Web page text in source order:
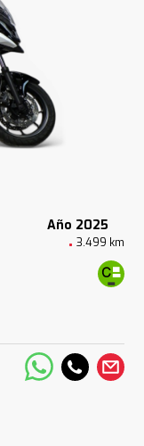
Año 2025
3.499 km